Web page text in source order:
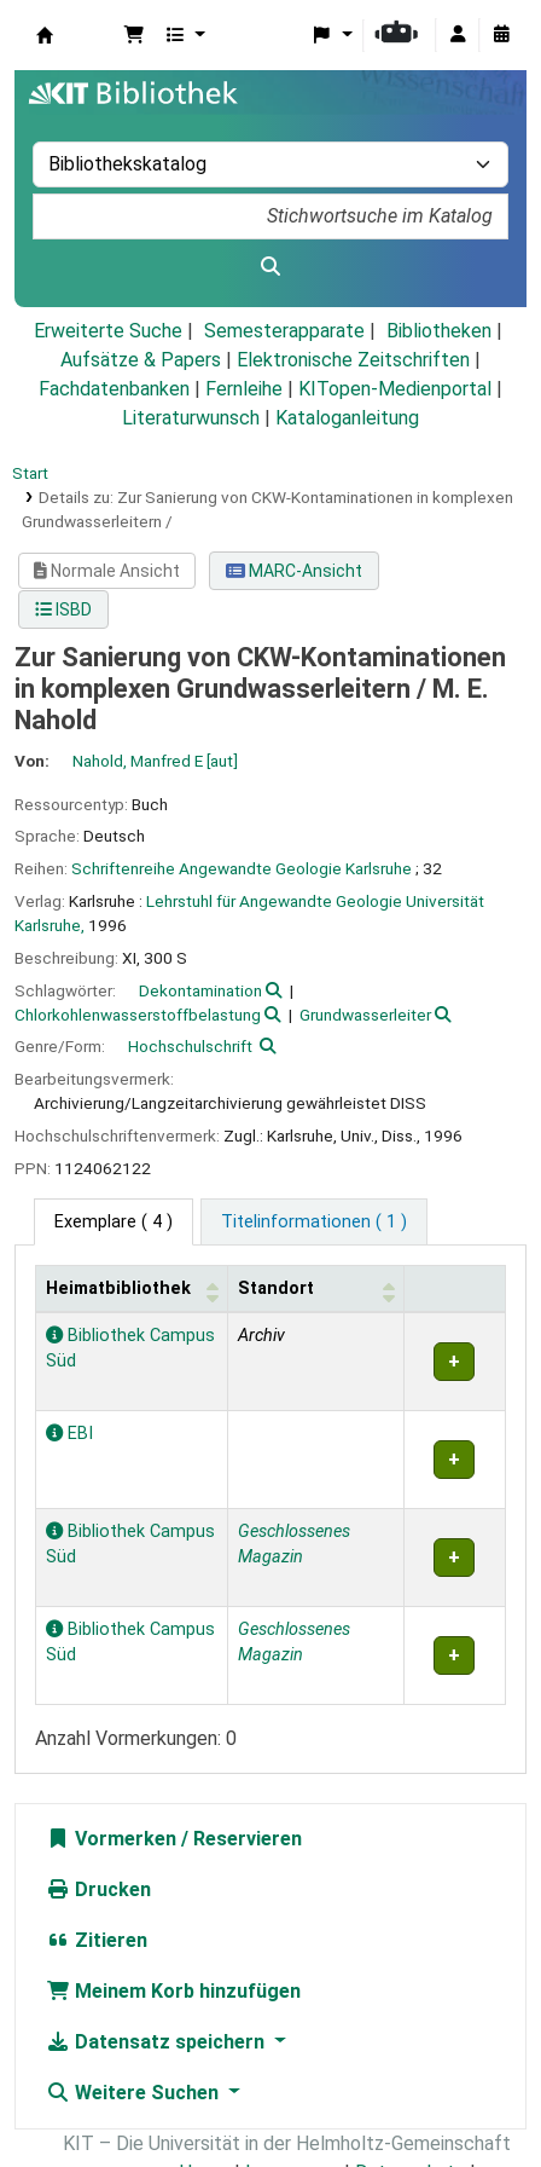
Erweiterte Suche Semesterapparate
Bibliotheken
Aufsätze & Papers
Elektronische Zeitschriften
Fachdatenbanken
Fernleihe KITopen-Medienportal
Literaturwunsch
Kataloganleitung
Start
Details zu: Zur Sanierung von CKW-Kontaminationen in komplexen
Grundwasserleitern /
Normale Ansicht
MARC-Ansicht
ISBD
Zur Sanierung von CKW-Kontaminationen
in komplexen Grundwasserleitern / M. E.
Nahold
Von: Nahold, Manfred E[aut]
Ressourcentyp: Buch
Sprache: Deutsch
Reihen: Schriftenreihe Angewandte Geologie Karlsruhe ; 32
Verlag: Karlsruhe : Lehrstuhl für Angewandte Geologie Universität
Karlsruhe, 1996
Beschreibung: XI, 300 S
Schlagwörter:
Dekontamination
Chlorkohlenwasserstoffbelastung
Grundwasserleiter
Genre/Form:
Hochschulschrift
Bearbeitungsvermerk:
Archivierung/Langzeitarchivierung gewährleistet DISS
Hochschulschriftenvermerk: Zugl.: Karlsruhe, Univ., Diss., 1996
PPN: 1124062122
Exemplare ( 4 ) Titelinformationen ( 1 )
Exemplare
Heimatbibliothek Standort
Bibliothek Campus
Süd
Archiv
EBI
Bibliothek Campus
Süd
Geschlossenes
Magazin
Bibliothek Campus
Süd
Geschlossenes
Magazin
Anzahl Vormerkungen: 0
Vormerken
Drucken
Zitieren
Meinem Korb hinzufügen
Datensatz speichern
Weitere Suchen
KIT – Die Universität in der Helmholtz-Gemeinschaft